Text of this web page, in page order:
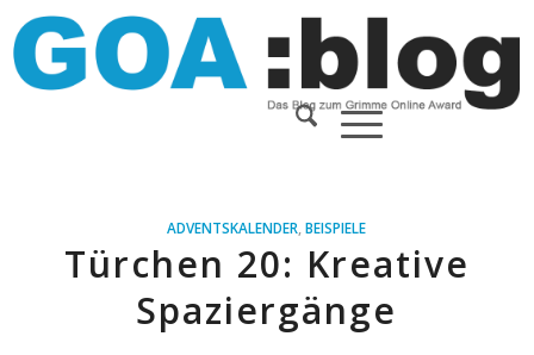
ADVENTSKALENDER ,BEISPIELE
Türchen 20: Kreative
Spaziergänge